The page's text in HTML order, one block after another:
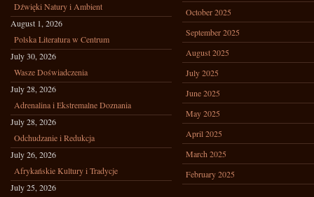
Dźwięki Natury i Ambient
August 1, 2026
Polska Literatura w Centrum
July 30, 2026
Wasze Doświadczenia
July 28, 2026
Adrenalina i Ekstremalne Doznania
July 28, 2026
Odchudzanie i Redukcja
July 26, 2026
Afrykańskie Kultury i Tradycje
July 25, 2026
October 2025
September 2025
August 2025
July 2025
June 2025
May 2025
April 2025
March 2025
February 2025